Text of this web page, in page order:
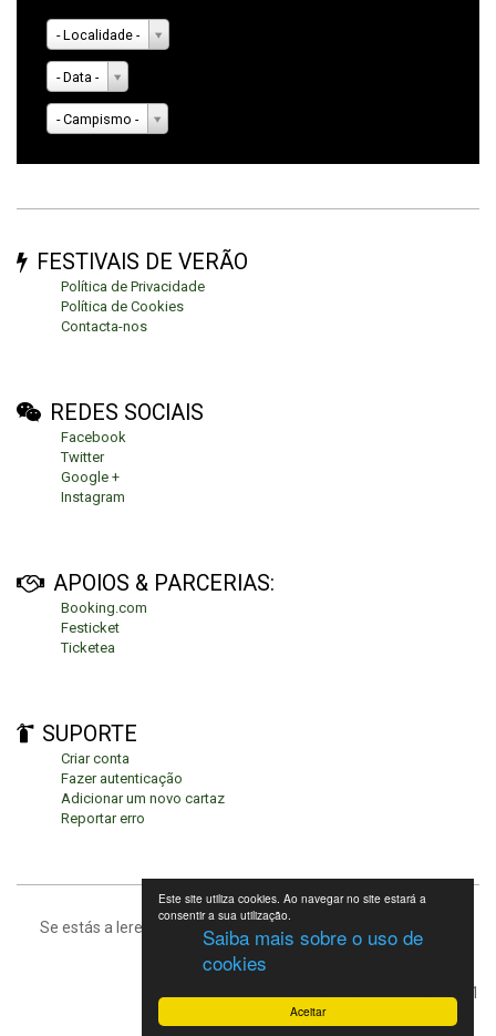
Este site utiliza cookies. Ao navegar no site estará a
consentir a sua utilização.
Saiba mais sobre o uso de
cookies
Aceitar
- Localidade -
- Data -
- Campismo -
FESTIVAIS DE VERÃO
Política de Privacidade
Política de Cookies
Contacta-nos
REDES SOCIAIS
Facebook
Twitter
Google +
Instagram
APOIOS & PARCERIAS:
Booking.com
Festicket
Ticketea
SUPORTE
Criar conta
Fazer autenticação
Adicionar um novo cartaz
Reportar erro
Se estás a leres isto, significa que estás no fundo da página.
Festivais de Verão 2021